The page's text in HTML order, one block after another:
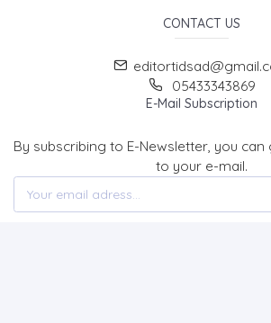
CONTACT US
05433343869
E-Mail Subscription
By subscribing to E-Newsletter, you
to your e-mail.